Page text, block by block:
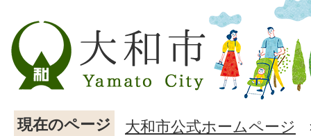
現在のページ 大和市公式ホームページ